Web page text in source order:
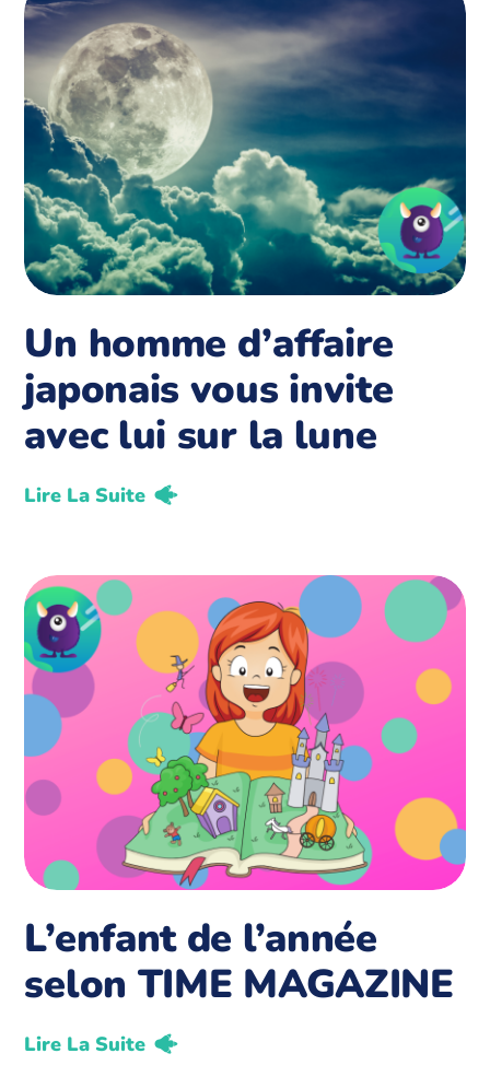
Un homme d’affaire
japonais vous invite
avec lui sur la lune
Lire La Suite
L’enfant de l’année
selon TIME MAGAZINE
Lire La Suite